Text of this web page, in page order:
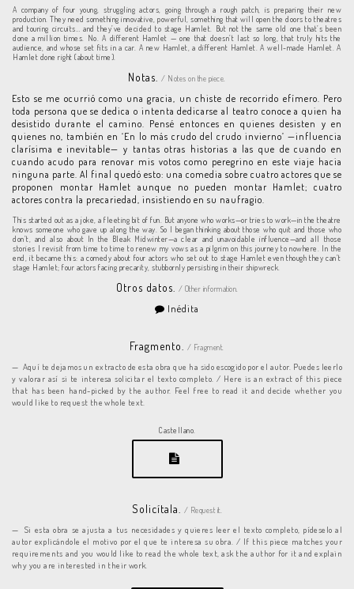
A company of four young, struggling actors, going through a rough patch, is preparing their new
production. They need something innovative, powerful, something that will open the doors to theatres
and touring circuits… and they’ve decided to stage Hamlet. But not the same old one that’s been
done a million times. No. A different Hamlet — one that doesn’t last so long, that truly hits the
audience, and whose set fits in a car. A new Hamlet, a different Hamlet. A well-made Hamlet. A
Hamlet done right (about time).
Notas./ Notes on the piece.
Esto se me ocurrió como una gracia, un chiste de recorrido efímero. Pero
toda persona que se dedica o intenta dedicarse al teatro conoce a quien ha
desistido durante el camino. Pensé entonces en quienes desisten y en
quienes no, también en ‘En lo más crudo del crudo invierno’ —influencia
clarísima e inevitable— y tantas otras historias a las que de cuando en
cuando acudo para renovar mis votos como peregrino en este viaje hacia
ninguna parte. Al final quedó esto: una comedia sobre cuatro actores que se
proponen montar Hamlet aunque no pueden montar Hamlet; cuatro
actores contra la precariedad, insistiendo en su naufragio.
This started out as a joke, a fleeting bit of fun. But anyone who works—or tries to work—in the theatre
knows someone who gave up along the way. So I began thinking about those who quit and those who
don’t, and also about In the Bleak Midwinter—a clear and unavoidable influence—and all those
stories I revisit from time to time to renew my vows as a pilgrim on this journey to nowhere. In the
end, it became this: a comedy about four actors who set out to stage Hamlet even though they can’t
stage Hamlet; four actors facing precarity, stubbornly persisting in their shipwreck.
Otros datos. / Other information.
Inédita
Fragmento./ Fragment.
Aquí te dejamos un extracto de esta obra que ha sido escogido por el autor. Puedes leerlo
y valorar así si te interesa solicitar el texto completo. / Here is an extract of this piece
that has been hand-picked by the author. Feel free to read it and decide whether you
would like to request the whole text.
Castellano.
Solicítala. / Request it.
Si esta obra se ajusta a tus necesidades y quieres leer el texto completo, pídeselo al
autor explicándole el motivo por el que te interesa su obra. / If this piece matches your
requirements and you would like to read the whole text, ask the author for it and explain
why you are interested in their work.